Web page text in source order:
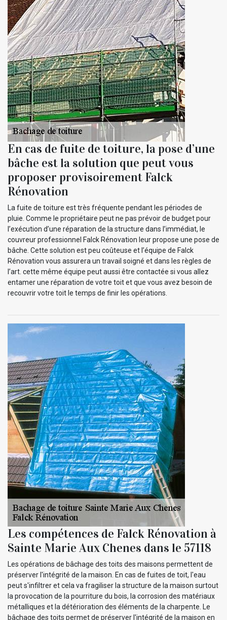
En cas de fuite de toiture, la pose d’une
bâche est la solution que peut vous
proposer provisoirement Falck
Rénovation
La fuite de toiture est très fréquente pendant les périodes de
pluie. Comme le propriétaire peut ne pas prévoir de budget pour
l’exécution d’une réparation de la structure dans l’immédiat, le
couvreur professionnel Falck Rénovation leur propose une pose de
bâche. Cette solution est peu coûteuse et l’équipe de Falck
Rénovation vous assurera un travail soigné et dans les règles de
l’art. cette même équipe peut aussi être contactée si vous allez
entamer une réparation de votre toit et que vous avez besoin de
recouvrir votre toit le temps de finir les opérations.
Les compétences de Falck Rénovation à
Sainte Marie Aux Chenes dans le 57118
Les opérations de bâchage des toits des maisons permettent de
préserver l'intégrité de la maison. En cas de fuites de toit, l'eau
peut s'infiltrer et cela va fragiliser la structure de la maison surtout
la provocation de la pourriture du bois, la corrosion des matériaux
métalliques et la détérioration des éléments de la charpente. Le
bâchage des toits permet de préserver l'intégrité de la maison en